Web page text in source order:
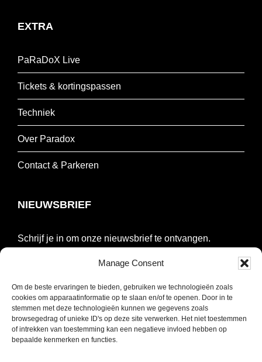
Manage Consent
Om de beste ervaringen te bieden, gebruiken we technologieën zoals
cookies om apparaatinformatie op te slaan en/of te openen. Door in te
stemmen met deze technologieën kunnen we gegevens zoals
browsegedrag of unieke ID's op deze site verwerken. Het niet toestemmen
of intrekken van toestemming kan een negatieve invloed hebben op
bepaalde kenmerken en functies.
EXTRA
PaRaDoX Live
Tickets & kortingspassen
Techniek
Over Paradox
Contact & Parkeren
NIEUWSBRIEF
Schrijf je in om onze nieuwsbrief te ontvangen.
mailadres
*
Verplicht
INSCHRIJVEN
SOCIAL MEDIA